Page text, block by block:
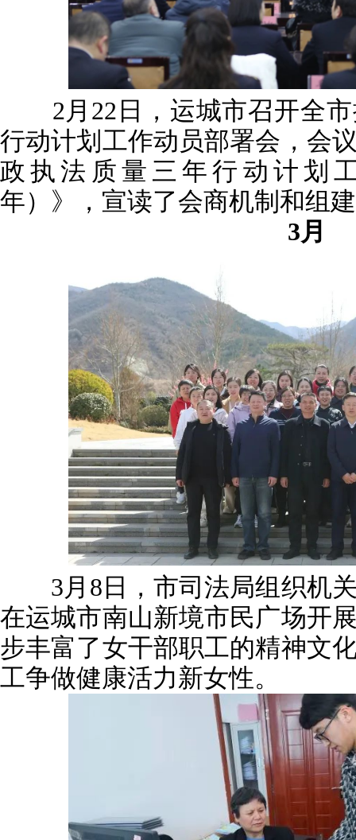
2月22日，运城市召开全市
行动计划工作动员部署会，会
政执法质量三年行动计划
年）》，宣读了会商机制和组
3月
3月8日，市司法局组织机关
在运城市南山新境市民广场开
步丰富了女干部职工的精神文
工争做健康活力新女性。